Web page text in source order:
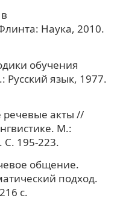
Наука, 2010.
обучения
язык, 1977.
акты //
М.:
С. 195-223.
общение.
подход.
с.